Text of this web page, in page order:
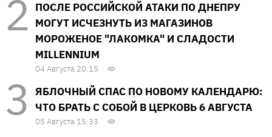
ПОСЛЕ РОССИЙСКОЙ АТАКИ ПО ДНЕПРУ
МОГУТ ИСЧЕЗНУТЬ ИЗ МАГАЗИНОВ
МОРОЖЕНОЕ "ЛАКОМКА" И СЛАДОСТИ
MILLENNIUM
04 Августа 20:15
ЯБЛОЧНЫЙ СПАС ПО НОВОМУ КАЛЕНДАРЮ:
ЧТО БРАТЬ С СОБОЙ В ЦЕРКОВЬ 6 АВГУСТА
05 Августа 15:33